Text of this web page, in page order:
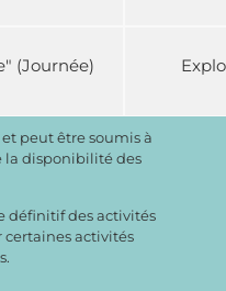
(Journée)
et peut être soumis à
la disponibilité des
définitif des activités
certaines activités